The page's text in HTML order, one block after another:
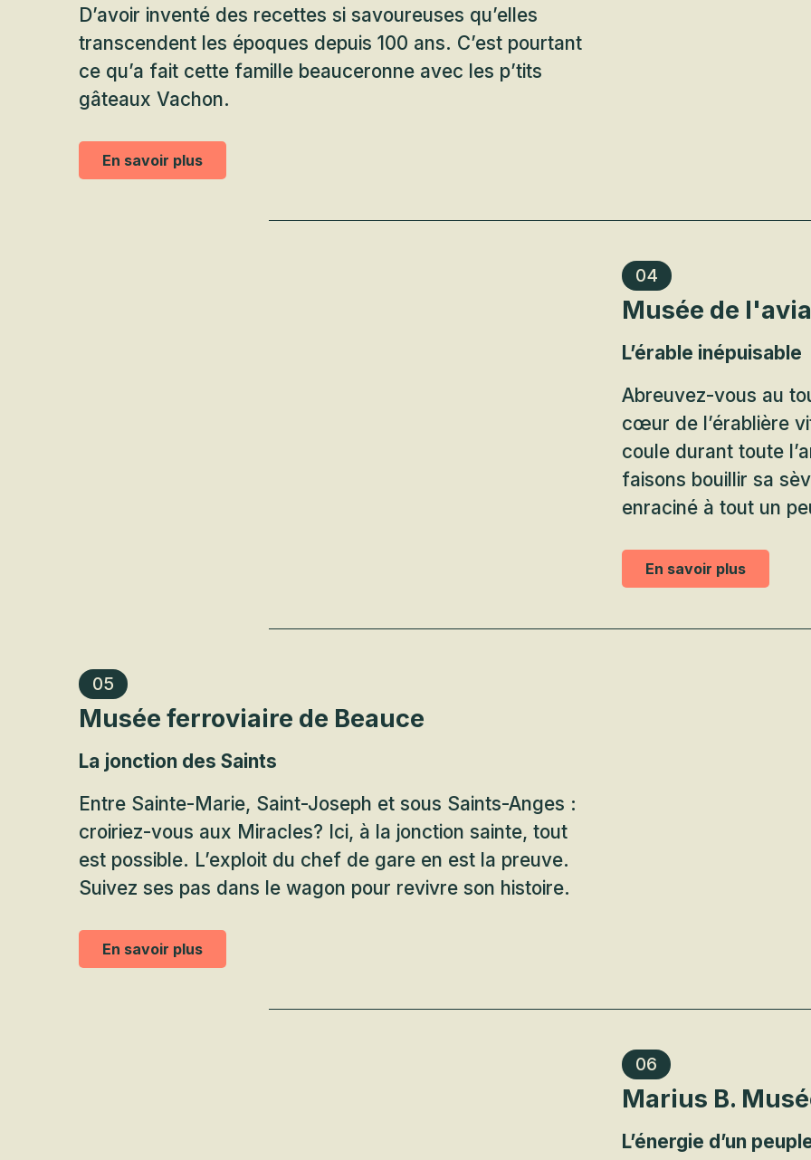
D’avoir inventé des recettes si savoureuses qu’elles
transcendent les époques depuis 100 ans. C’est pourtant
ce qu’a fait cette famille beauceronne avec les p’tits
gâteaux Vachon.
En savoir plus
04
Musée de
L’érable inépuisable
Abreuvez-vous au
cœur de l’érablière
coule durant toute
faisons bouillir sa
enraciné à tout un
En savoir plus
05
Musée ferroviaire de Beauce
La jonction des Saints
Entre Sainte-Marie, Saint-Joseph et sous Saints-Anges :
croiriez-vous aux Miracles? Ici, à la jonction sainte, tout
est possible. L’exploit du chef de gare en est la preuve.
Suivez ses pas dans le wagon pour revivre son histoire.
En savoir plus
06
Marius B.
L’énergie d’un